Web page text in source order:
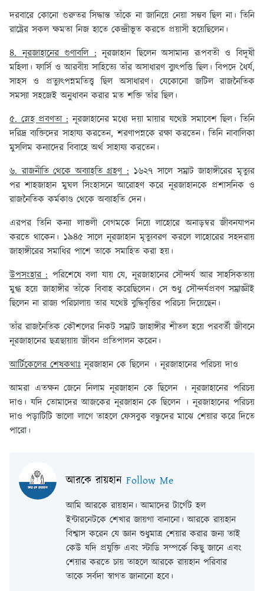
দরবারে কোনো গুরুতর সিদ্ধান্ত তাঁকে না জানিয়ে নেয়া সম্ভব ছিল না। তিনি
রাষ্ট্রের সকল ক্ষমতা নিজ হাতে কেন্দ্রীভূত করতে প্রয়াসী হয়েছিলেন।
৪. নূরজাহানের গুণাবলি :নূরজাহান ছিলেন অসামান্য রূপবতী ও বিদূষী
মহিলা। ফার্সি ও আরবীয় সাহিত্যে তাঁর অসাধারণ ব্যুৎপত্তি ছিল। বিপদে ধৈর্য,
সাহস ও প্রত্যুৎপন্নমতিত্ত্ব ছিল অসাধারণ। যেকোনো জটিল রাজনৈতিক
সমস্যা সহজেই অনুধাবন করার মত শক্তি তাঁর ছিল।
৫. স্নেহ প্রবণতা :নূরজাহানের মধ্যে দয়া মায়ার যথেষ্ট সমাবেশ ছিল। তিনি
দরিদ্র ব্যক্তিদের সাহায্য করতেন, শরণাপন্নকে রক্ষা করতেন। তিনি নাবালিকা
মুসলিম কন্যাদের বিবাহে অর্থ সাহায্য করতেন।
৬. রাজনীতি থেকে অব্যাহতি গ্রহণ : ১৬২৭ সালে সম্রাট জাহাঙ্গীরের মৃত্যুর
পর শাহজাহান মুঘল সিংহাসনে আরোহণ করে নূরজাহানকে প্রশাসনিক ও
রাজনৈতিক কর্মকাণ্ড থেকে অব্যাহতি দেন।
এরপর তিনি কন্যা লাভলী বেগমকে নিয়ে লাহোরে অনাড়ম্বর জীবনযাপন
করতে থাকেন। ১৯৪৫ সালে নূরজাহান মৃত্যুবরণ করলে লাহোরের সহদরায়
জাহাঙ্গীরের সমাধির পাশে তাকে সমাহিত করা হয়।
উপসংহার :পরিশেষে বলা যায় যে, নূরজাহানের সৌন্দর্য আর সাহসিকতায়
মুগ্ধ হয়ে জাহাঙ্গীর তাঁকে বিবাহ করেছিলেন। সে শুধু সৌন্দর্যপ্রবণ সম্রাজ্ঞীই
ছিলেন না রাজ্য পরিচালায় তার যথেষ্ট বুদ্ধিবৃত্তির পরিচয় দিয়েছেন।
তাঁর রাজনৈতিক কৌশলের নিকট সম্রাট জাহাঙ্গীর শীতল হয়ে পরবর্তী জীবনে
নূরজাহানের ছত্রছায়ায় জীবন প্রতিপালন করেন।
আর্টিকেলের শেষকথাঃ নূরজাহান কে ছিলেন । নূরজাহানের পরিচয় দাও
আমরা এতক্ষন জেনে নিলাম নূরজাহান কে ছিলেন । নূরজাহানের পরিচয়
দাও। যদি তোমাদের আজকের নূরজাহান কে ছিলেন । নূরজাহানের পরিচয়
দাও পড়াটিটি ভালো লাগে তাহলে ফেসবুক বন্ধুদের মাঝে শেয়ার করে দিতে
পারো।
আরকে রায়হান Follow Me
আমি আরকে রায়হান। আমাদের টার্গেট হল
ইন্টারনেটকে শেখার জায়গা বানানো। আরকে রায়হান
বিশ্বাস করেন যে জ্ঞান শুধুমাত্র শেয়ার করার জন্য তাই
কেউ যদি প্রযুক্তি এবং স্টাডি সম্পর্কে কিছু জানে এবং
শেয়ার করতে চায় তাহলে আরকে রায়হান পরিবার
তাকে সর্বদা স্বাগত জানানো হবে।